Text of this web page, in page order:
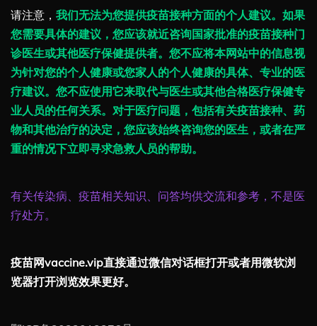
请注意， 我们无法为您提供疫苗接种方面的个人建议。如果
您需要具体的建议，您应该就近咨询国家批准的疫苗接种门
诊医生或其他医疗保健提供者。您不应将本网站中的信息视
为针对您的个人健康或您家人的个人健康的具体、专业的医
疗建议。您不应使用它来取代与医生或其他合格医疗保健专
业人员的任何关系。对于医疗问题，包括有关疫苗接种、药
物和其他治疗的决定，您应该始终咨询您的医生，或者在严
重的情况下立即寻求急救人员的帮助。
有关传染病、疫苗相关知识、问答均供交流和参考，不是医
疗处方。
疫苗网vaccine.vip直接通过微信对话框打开或者用微软浏
览器打开浏览效果更好。